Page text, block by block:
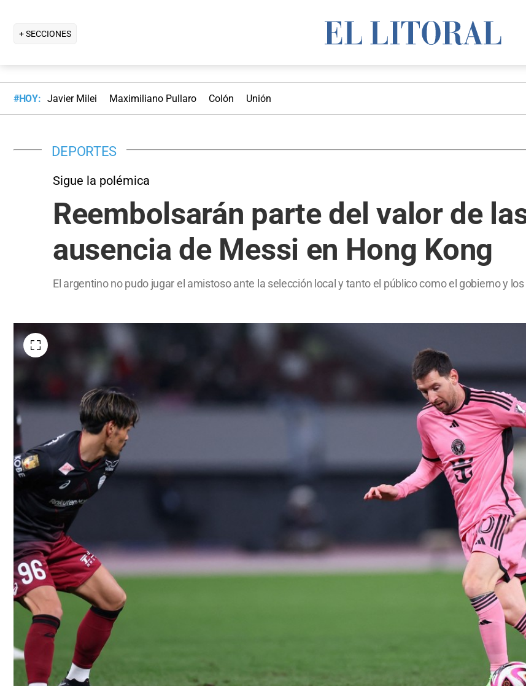
+ SECCIONES
#HOY: Javier Milei Maximiliano Pullaro Colón Unión
DEPORTES
Sigue la polémica
Reembolsarán parte del valor de
ausencia de Messi en Hong Kong
El argentino no pudo jugar el amistoso ante la selección local y tanto el público como el gobierno y